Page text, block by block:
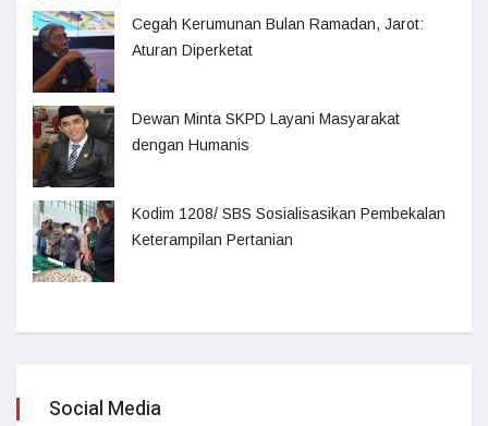
Cegah Kerumunan Bulan Ramadan, Jarot:
Aturan Diperketat
Dewan Minta SKPD Layani Masyarakat
dengan Humanis
Kodim 1208/ SBS Sosialisasikan Pembekalan
Keterampilan Pertanian
Social Media